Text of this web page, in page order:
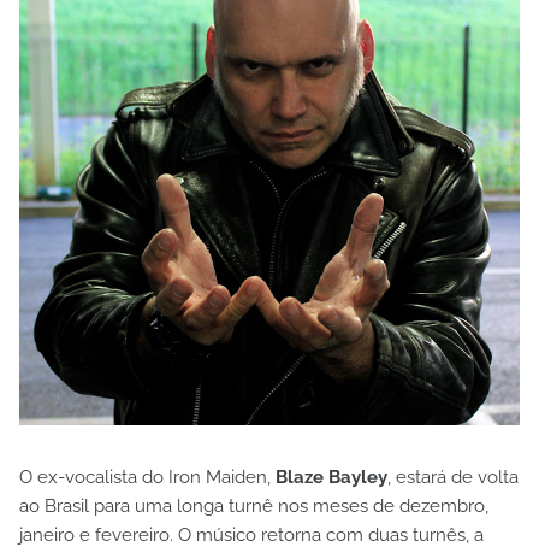
O ex-vocalista do Iron Maiden, Blaze Bayley, estará de volta
ao Brasil para uma longa turnê nos meses de dezembro,
janeiro e fevereiro. O músico retorna com duas turnês, a